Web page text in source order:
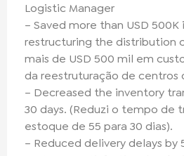
Logistic Manager
– Saved more than USD
restructuring the distribution
mais de USD 500 mil em
da reestruturação de centros
– Decreased the inventory
30 days. (Reduzi o tempo de
estoque de 55 para 30 dias).
– Reduced delivery delays by